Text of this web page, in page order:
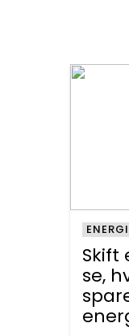
Skift
se,
ENERGI